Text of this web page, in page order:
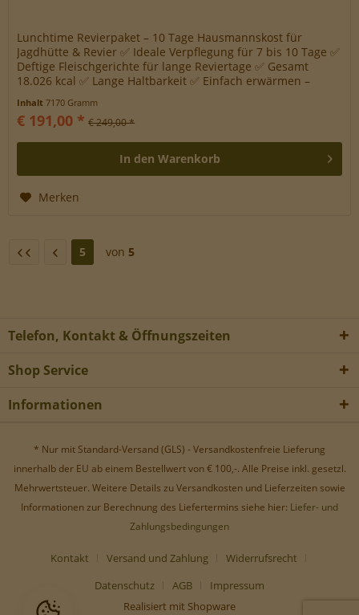
Lunchtime Revierpaket – 10 Tage Hausmannskost für
Jagdhütte & Revier ✅ Ideale Verpflegung für 7 bis 10 Tage ✅
Deftige Fleischgerichte für lange Reviertage ✅ Gesamt
18.026 kcal ✅ Lange Haltbarkeit ✅ Einfach erwärmen –
Inhalt7170 Gramm
€ 191,00 * € 249,00 *
In den Warenkorb
Merken
5 von 5
Telefon, Kontakt & Öffnungszeiten
Shop Service
Informationen
* Nur mit Standard-Versand (GLS) - Versandkostenfreie Lieferung
innerhalb der EU ab einem Bestellwert von € 100,-. Alle Preise inkl. gesetzl.
Mehrwertsteuer. Weitere Details zu Versandkosten und Lieferzeiten sowie
Informationen zur Berechnung des Liefertermins siehe hier: Liefer- und
Zahlungsbedingungen
Kontakt Versand und Zahlung
Widerrufsrecht
Datenschutz
AGB
Impressum
Realisiert mit Shopware